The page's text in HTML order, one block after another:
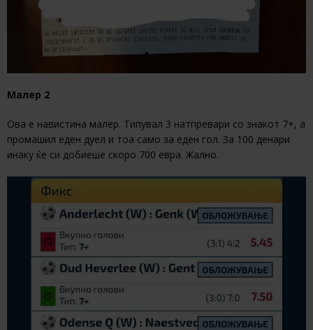
Малер 2
Ова е навистина малер. Типувал 3 натпревари со знакот 7+, а
промашил еден дуел и тоа само за еден гол. За 100 денари
инаку ќе си добиеше скоро 700 евра. Жално.